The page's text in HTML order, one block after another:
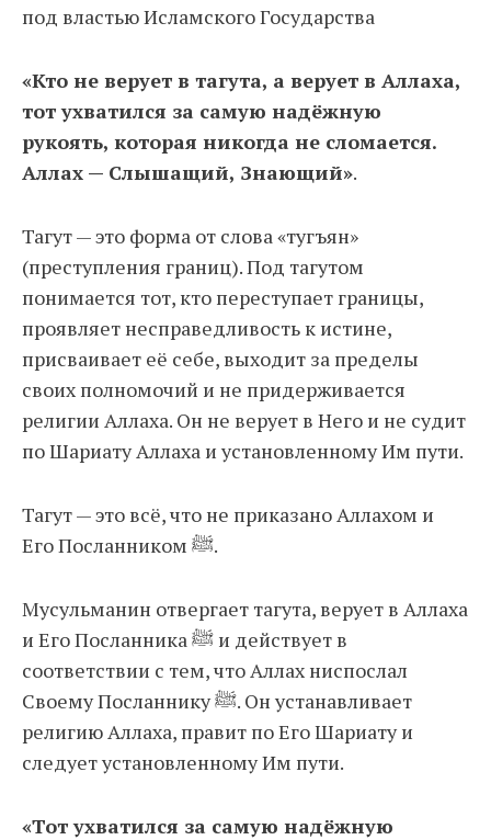
под властью Исламского Государства
«Кто не верует в тагута, а верует в Аллаха,
тот ухватился за самую надёжную
рукоять, которая никогда не сломается.
Аллах — Слышащий, Знающий».
Тагут — это форма от слова «тугъян»
(преступления границ). Под тагутом
понимается тот, кто переступает границы,
проявляет несправедливость к истине,
присваивает её себе, выходит за пределы
своих полномочий и не придерживается
религии Аллаха. Он не верует в Него и не судит
по Шариату Аллаха и установленному Им пути.
Тагут — это всё, что не приказано Аллахом и
Его Посланником ﷺ.
Мусульманин отвергает тагута, верует в Аллаха
и Его Посланника ﷺ и действует в
соответствии с тем, что Аллах ниспослал
Своему Посланнику ﷺ. Он устанавливает
религию Аллаха, правит по Его Шариату и
следует установленному Им пути.
«Тот ухватился за самую надёжную